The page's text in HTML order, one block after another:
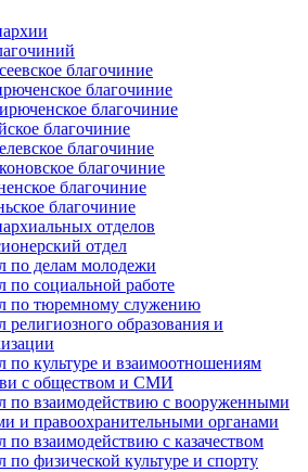
благочиние
благочиние
благочиние
благочиние
благочиние
благочиние
благочиние
благочиние
отделов
отдел
по делам молодежи
по социальной работе
по тюремному служению
религиозного образования и
по культуре и взаимоотношениям
с обществом и СМИ
по взаимодействию с вооруженными
и правоохранительными органами
по взаимодействию с казачеством
по физической культуре и спорту